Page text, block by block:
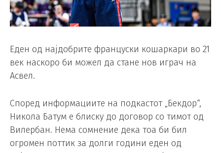
Еден од најдобрите француски кошаркари во 21
век наскоро би можел да стане нов играч на
Асвел.
Според информациите на подкастот „Бекдор“,
Никола Батум е блиску до договор со тимот од
Вилербан. Нема сомнение дека тоа би бил
огромен поттик за долги години еден од